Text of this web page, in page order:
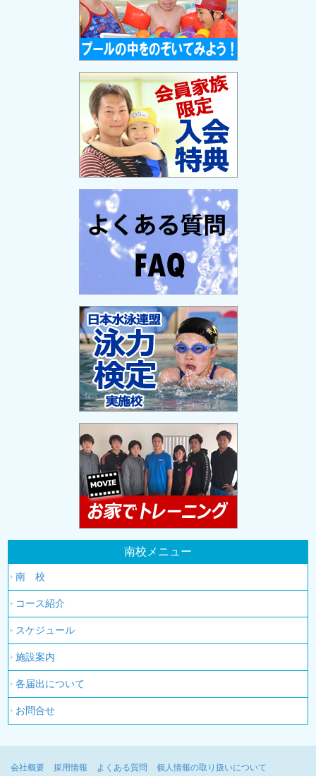
南校メニュー
南 校
コース紹介
スケジュール
施設案内
各届出について
お問合せ
会社概要 採用情報 よくある質問 個人情報の取り扱いについて